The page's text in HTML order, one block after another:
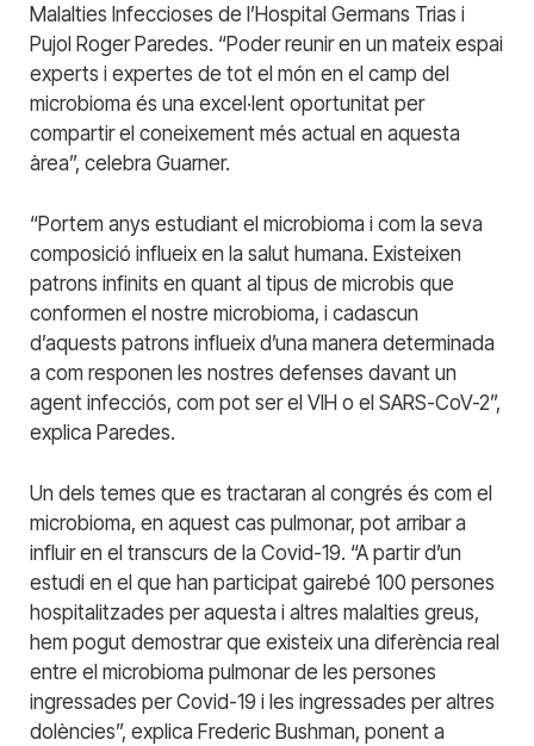
Malalties Infeccioses de l’Hospital Germans Trias i
Pujol Roger Paredes. “Poder reunir en un mateix espai
experts i expertes de tot el món en el camp del
microbioma és una excel·lent oportunitat per
compartir el coneixement més actual en aquesta
àrea”, celebra Guarner.
“Portem anys estudiant el microbioma i com la seva
composició influeix en la salut humana. Existeixen
patrons infinits en quant al tipus de microbis que
conformen el nostre microbioma, i cadascun
d’aquests patrons influeix d’una manera determinada
a com responen les nostres defenses davant un
agent infecciós, com pot ser el VIH o el SARS-CoV-2”,
explica Paredes.
Un dels temes que es tractaran al congrés és com el
microbioma, en aquest cas pulmonar, pot arribar a
influir en el transcurs de la Covid-19. “A partir d’un
estudi en el que han participat gairebé 100 persones
hospitalitzades per aquesta i altres malalties greus,
hem pogut demostrar que existeix una diferència real
entre el microbioma pulmonar de les persones
ingressades per Covid-19 i les ingressades per altres
dolències”, explica Frederic Bushman, ponent a